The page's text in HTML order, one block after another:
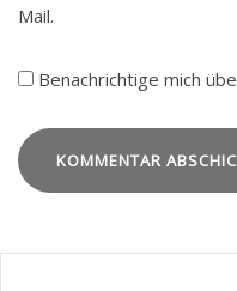
Mail.
Benachrichtige mich